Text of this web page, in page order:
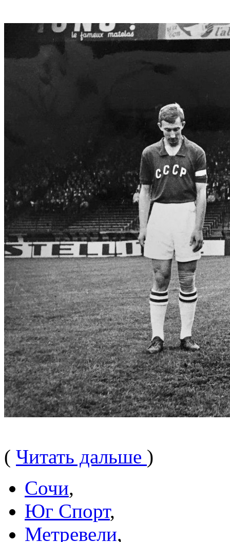
( Читать дальше )
Сочи,
Юг Спорт,
Метревели,